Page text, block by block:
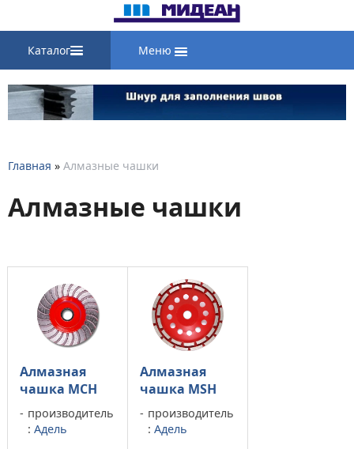
Каталог Меню
Главная » Алмазные чашки
Алмазные чашки
Алмазная
чашка MCH
производитель
: Адель
Алмазная
чашка MSH
производитель
: Адель